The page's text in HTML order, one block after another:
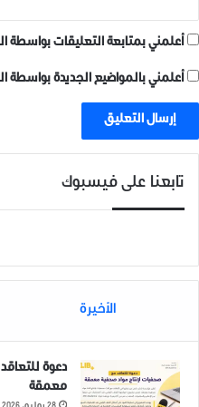
أعلمني بمتابعة التعليقات بواسطة
أعلمني بالمواضيع الجديدة بواسطة
تابعنا على فيسبوك
الأخيرة
دعوة
معمقة